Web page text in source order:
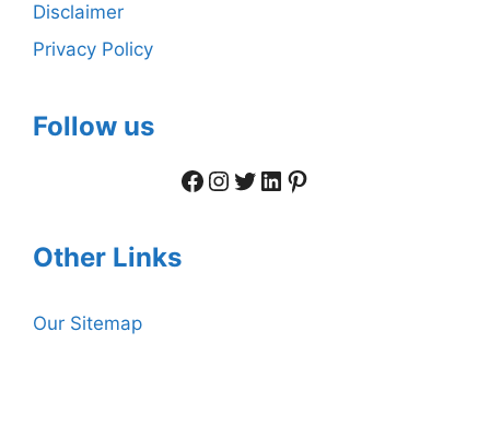
Disclaimer
Privacy Policy
Follow us
Facebook
Instagram
Twitter
LinkedIn
Pinterest
Other Links
Our Sitemap